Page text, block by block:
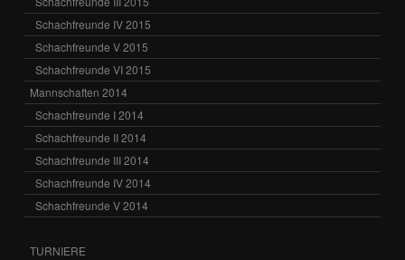
Schachfreunde IV 2015
Schachfreunde V 2015
Schachfreunde VI 2015
Mannschaften 2014
Schachfreunde I 2014
Schachfreunde II 2014
Schachfreunde III 2014
Schachfreunde IV 2014
Schachfreunde V 2014
TURNIERE